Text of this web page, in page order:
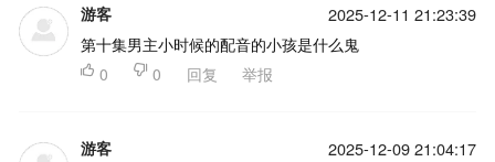
游客 2025-12-11 21:23:39
第十集男主小时候的配音的小孩是什么鬼
 0  0 回复 举报
游客 2025-12-09 21:04:17